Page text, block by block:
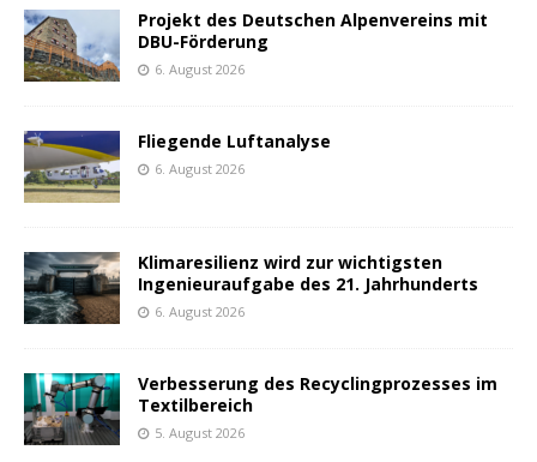
Projekt des Deutschen Alpenvereins mit
DBU-Förderung
6. August 2026
Fliegende Luftanalyse
6. August 2026
Klimaresilienz wird zur wichtigsten
Ingenieuraufgabe des 21. Jahrhunderts
6. August 2026
Verbesserung des Recyclingprozesses im
Textilbereich
5. August 2026